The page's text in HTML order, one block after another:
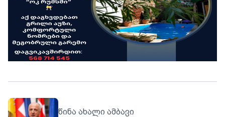
წინა ახალი ამბავი